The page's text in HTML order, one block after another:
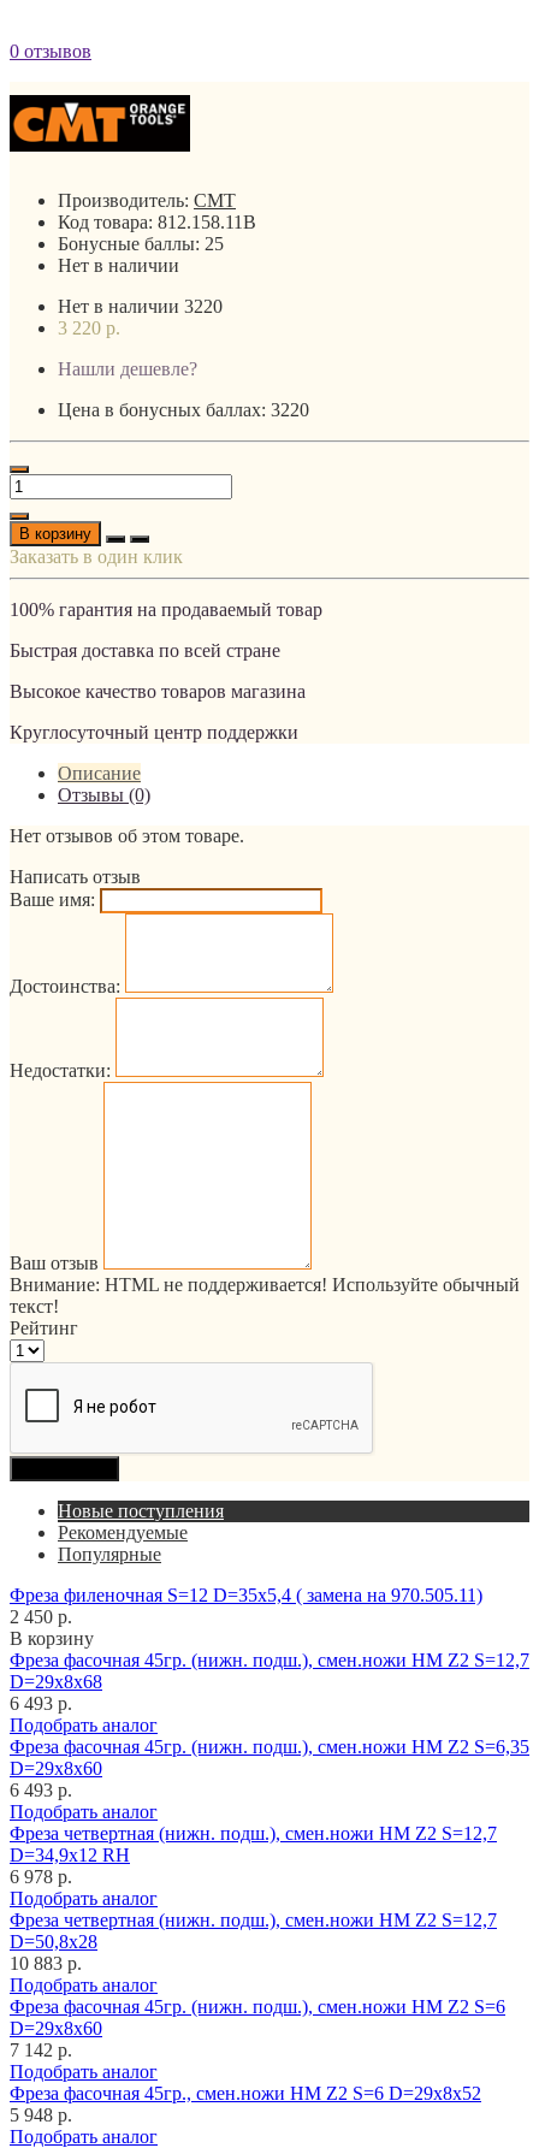
0 отзывов
Производитель: CMT
Код товара: 812.158.11B
Бонусные баллы: 25
Нет в наличии
Нет в наличии 3220
3 220 р.
Нашли дешевле?
Цена в бонусных баллах: 3220
В корзину
Заказать в один клик
100% гарантия на продаваемый товар
Быстрая доставка по всей стране
Высокое качество товаров магазина
Круглосуточный центр поддержки
Описание
Отзывы (0)
Нет отзывов об этом товаре.
Написать отзыв
Ваше имя:
Достоинства:
Недостатки:
Ваш отзыв
Внимание: HTML не поддерживается! Используйте обычный
текст!
Рейтинг
Новые поступления
Рекомендуемые
Популярные
Фреза филеночная S=12 D=35x5,4 ( замена на 970.505.11)
2 450 р.
В корзину
Фреза фасочная 45гр. (нижн. подш.), смен.ножи HM Z2 S=12,7
D=29x8x68
6 493 р.
Подобрать аналог
Фреза фасочная 45гр. (нижн. подш.), смен.ножи HM Z2 S=6,35
D=29x8x60
6 493 р.
Подобрать аналог
Фреза четвертная (нижн. подш.), смен.ножи HM Z2 S=12,7
D=34,9x12 RH
6 978 р.
Подобрать аналог
Фреза четвертная (нижн. подш.), смен.ножи HM Z2 S=12,7
D=50,8x28
10 883 р.
Подобрать аналог
Фреза фасочная 45гр. (нижн. подш.), смен.ножи HM Z2 S=6
D=29x8x60
7 142 р.
Подобрать аналог
Фреза фасочная 45гр., смен.ножи HM Z2 S=6 D=29x8x52
5 948 р.
Подобрать аналог